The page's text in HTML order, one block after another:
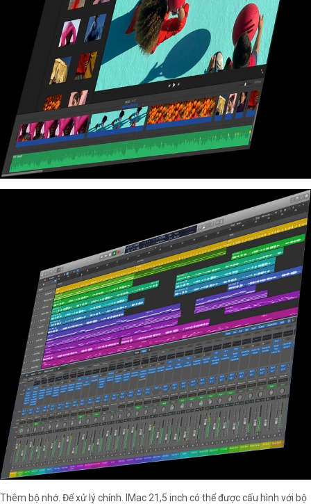
Thêm bộ nhớ. Để xử lý chính. IMac 21,5 inch có thể được cấu hình với bộ